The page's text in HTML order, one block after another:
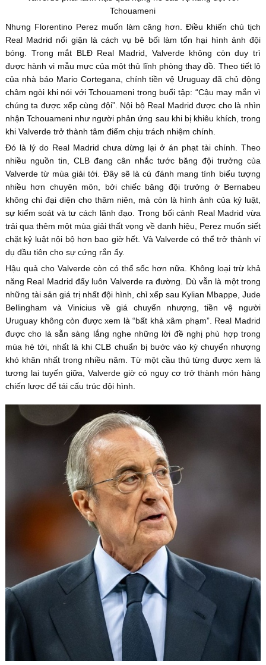
Tchouameni
Nhưng Florentino Perez muốn làm căng hơn. Điều khiến chủ tịch
Real Madrid nổi giận là cách vụ bê bối làm tổn hại hình ảnh đội
bóng. Trong mắt BLĐ Real Madrid, Valverde không còn duy trì
được hành vi mẫu mực của một thủ lĩnh phòng thay đồ. Theo tiết lộ
của nhà báo Mario Cortegana, chính tiền vệ Uruguay đã chủ động
châm ngòi khi nói với Tchouameni trong buổi tập: “Cậu may mắn vì
chúng ta được xếp cùng đội”. Nội bộ Real Madrid được cho là nhìn
nhận Tchouameni như người phản ứng sau khi bị khiêu khích, trong
khi Valverde trở thành tâm điểm chịu trách nhiệm chính.
Đó là lý do Real Madrid chưa dừng lại ở án phạt tài chính. Theo
nhiều nguồn tin, CLB đang cân nhắc tước băng đội trưởng của
Valverde từ mùa giải tới. Đây sẽ là cú đánh mang tính biểu tượng
nhiều hơn chuyên môn, bởi chiếc băng đội trưởng ở Bernabeu
không chỉ đại diện cho thâm niên, mà còn là hình ảnh của kỷ luật,
sự kiểm soát và tư cách lãnh đạo. Trong bối cảnh Real Madrid vừa
trải qua thêm một mùa giải thất vọng về danh hiệu, Perez muốn siết
chặt kỷ luật nội bộ hơn bao giờ hết. Và Valverde có thể trở thành ví
dụ đầu tiên cho sự cứng rắn ấy.
Hậu quả cho Valverde còn có thể sốc hơn nữa. Không loại trừ khả
năng Real Madrid đẩy luôn Valverde ra đường. Dù vẫn là một trong
những tài sản giá trị nhất đội hình, chỉ xếp sau Kylian Mbappe, Jude
Bellingham và Vinicius về giá chuyển nhượng, tiền vệ người
Uruguay không còn được xem là “bất khả xâm phạm”. Real Madrid
được cho là sẵn sàng lắng nghe những lời đề nghị phù hợp trong
mùa hè tới, nhất là khi CLB chuẩn bị bước vào kỳ chuyển nhượng
khó khăn nhất trong nhiều năm. Từ một cầu thủ từng được xem là
tương lai tuyến giữa, Valverde giờ có nguy cơ trở thành món hàng
chiến lược để tái cấu trúc đội hình.